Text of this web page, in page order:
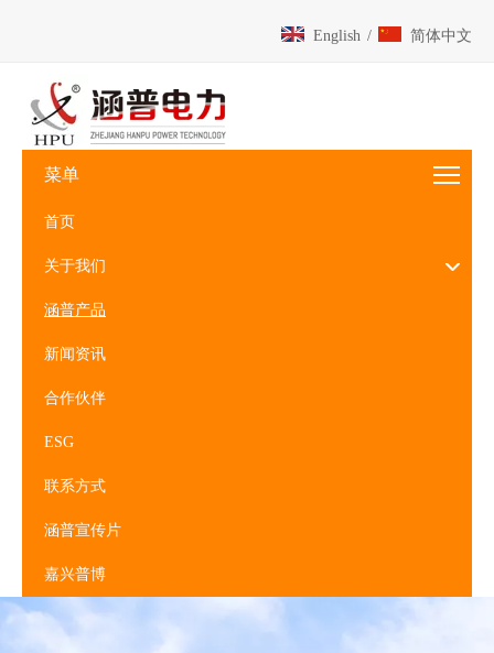
English / 简体中文
菜单
首页
关于我们
涵普产品
新闻资讯
合作伙伴
ESG
联系方式
涵普宣传片
嘉兴普博